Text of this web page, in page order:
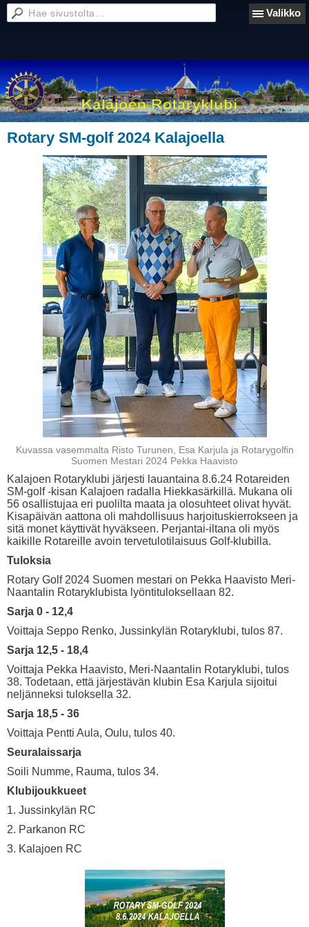
Valikko
Rotary SM-golf 2024 Kalajoella
Kuvassa vasemmalta Risto Turunen, Esa Karjula ja Rotarygolfin
Suomen Mestari 2024 Pekka Haavisto
Kalajoen Rotaryklubi järjesti lauantaina 8.6.24 Rotareiden
SM-golf -kisan Kalajoen radalla Hiekkasärkillä. Mukana oli
56 osallistujaa eri puolilta maata ja olosuhteet olivat hyvät.
Kisapäivän aattona oli mahdollisuus harjoituskierrokseen ja
sitä monet käyttivät hyväkseen. Perjantai-iltana oli myös
kaikille Rotareille avoin tervetulotilaisuus Golf-klubilla.
Tuloksia
Rotary Golf 2024 Suomen mestari on Pekka Haavisto Meri-
Naantalin Rotaryklubista lyöntituloksellaan 82.
Sarja 0 - 12,4
Voittaja Seppo Renko, Jussinkylän Rotaryklubi, tulos 87.
Sarja 12,5 - 18,4
Voittaja Pekka Haavisto, Meri-Naantalin Rotaryklubi, tulos
38. Todetaan, että järjestävän klubin Esa Karjula sijoitui
neljänneksi tuloksella 32.
Sarja 18,5 - 36
Voittaja Pentti Aula, Oulu, tulos 40.
Seuralaissarja
Soili Numme, Rauma, tulos 34.
Klubijoukkueet
1. Jussinkylän RC
2. Parkanon RC
3. Kalajoen RC